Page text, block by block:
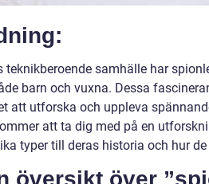
teknikberoende samhälle har
barn och vuxna. Dessa
att utforska och uppleva
att ta dig med på en
typer till deras historia och hur
översikt över